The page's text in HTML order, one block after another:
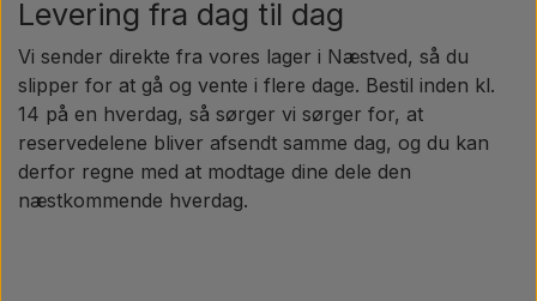
Levering fra dag til dag
Vi sender direkte fra vores lager i Næstved, så du
slipper for at gå og vente i flere dage. Bestil inden kl.
14 på en hverdag, så sørger vi sørger for, at
reservedelene bliver afsendt samme dag, og du kan
derfor regne med at modtage dine dele den
næstkommende hverdag.